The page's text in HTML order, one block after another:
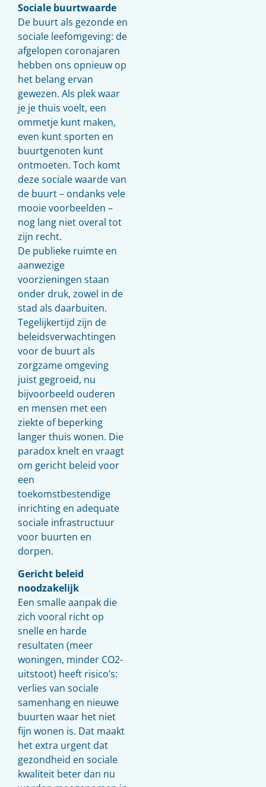
Sociale buurtwaarde
De buurt als gezonde en
sociale leefomgeving: de
afgelopen coronajaren
hebben ons opnieuw op
het belang ervan
gewezen. Als plek waar
je je thuis voelt, een
ommetje kunt maken,
even kunt sporten en
buurtgenoten kunt
ontmoeten. Toch komt
deze sociale waarde van
de buurt – ondanks vele
mooie voorbeelden –
nog lang niet overal tot
zijn recht.
De publieke ruimte en
aanwezige
voorzieningen staan
onder druk, zowel in de
stad als daarbuiten.
Tegelijkertijd zijn de
beleidsverwachtingen
voor de buurt als
zorgzame omgeving
juist gegroeid, nu
bijvoorbeeld ouderen
en mensen met een
ziekte of beperking
langer thuis wonen. Die
paradox knelt en vraagt
om gericht beleid voor
een
toekomstbestendige
inrichting en adequate
sociale infrastructuur
voor buurten en
dorpen.
Gericht beleid
noodzakelijk
Een smalle aanpak die
zich vooral richt op
snelle en harde
resultaten (meer
woningen, minder CO2-
uitstoot) heeft risico’s:
verlies van sociale
samenhang en nieuwe
buurten waar het niet
fijn wonen is. Dat maakt
het extra urgent dat
gezondheid en sociale
kwaliteit beter dan nu